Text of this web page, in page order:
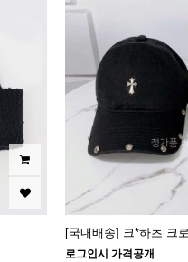
[국내배송] 크*하츠 크
로그인시 가격공개